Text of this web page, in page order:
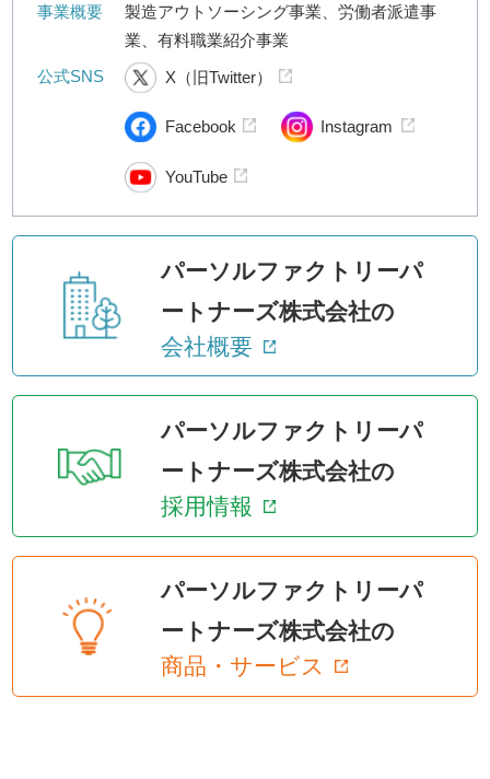
事業概要
製造アウトソーシング事業、労働者派遣事
業、有料職業紹介事業
公式SNS
X（旧Twitter）
Facebook Instagram
YouTube
パーソルファクトリーパ
ートナーズ株式会社の
会社概要
パーソルファクトリーパ
ートナーズ株式会社の
採用情報
パーソルファクトリーパ
ートナーズ株式会社の
商品・サービス